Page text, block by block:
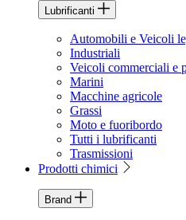
Lubrificanti
Automobili e Veicoli
Industriali
Veicoli commerciali e
Marini
Macchine agricole
Grassi
Moto e fuoribordo
Tutti i lubrificanti
Trasmissioni
Prodotti chimici
Brand